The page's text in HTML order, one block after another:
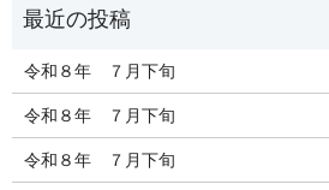
令和８年 ７月下旬
令和８年 ７月下旬
令和８年 ７月下旬